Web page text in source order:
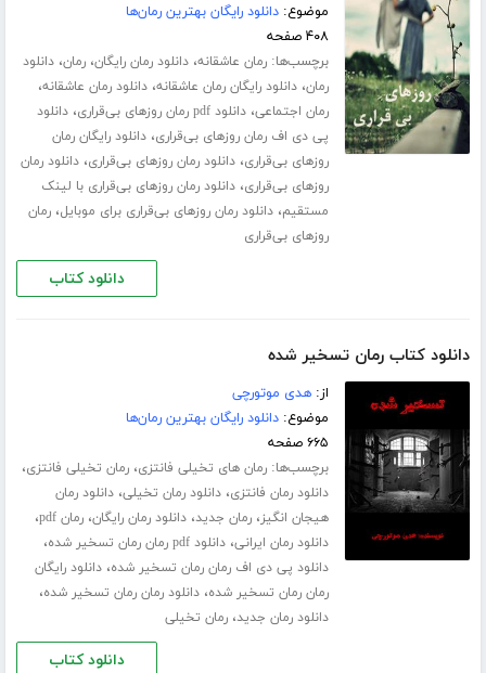
موضوع:دانلود رایگان بهترین رمان‌ها
۴۰۸ صفحه
برچسب‌ها:رمان عاشقانه،دانلود رمان رایگان،رمان،دانلود
رمان،دانلود رایگان رمان عاشقانه،دانلود رمان عاشقانه،
رمان اجتماعی،دانلود pdf رمان روزهای بی‌قراری ،دانلود
پی دی اف رمان روزهای بی‌قراری،دانلود رایگان رمان
روزهای بی‌قراری،دانلود رمان روزهای بی‌قراری،دانلود رمان
روزهای بی‌قراری،دانلود رمان روزهای بی‌قراری با لینک
مستقیم،دانلود رمان روزهای بی‌قراری برای موبایل،رمان
روزهای بی‌قراری
دانلود کتاب
دانلود کتاب رمان تسخیر شده
از:هدی موتورچی
موضوع:دانلود رایگان بهترین رمان‌ها
۶۶۵ صفحه
برچسب‌ها:رمان های تخیلی فانتزی،رمان تخیلی فانتزی،
دانلود رمان فانتزی،دانلود رمان تخیلی،دانلود رمان
هیجان انگیز،رمان جدید،دانلود رمان رایگان،رمان pdf ،
دانلود رمان ایرانی،دانلود pdf رمان رمان تسخیر شده ،
دانلود پی دی اف رمان رمان تسخیر شده،دانلود رایگان
رمان رمان تسخیر شده،دانلود رمان رمان تسخیر شده،
دانلود رمان جدید،رمان تخیلی
دانلود کتاب